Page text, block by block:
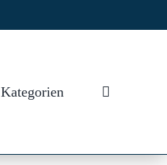
Kategorien